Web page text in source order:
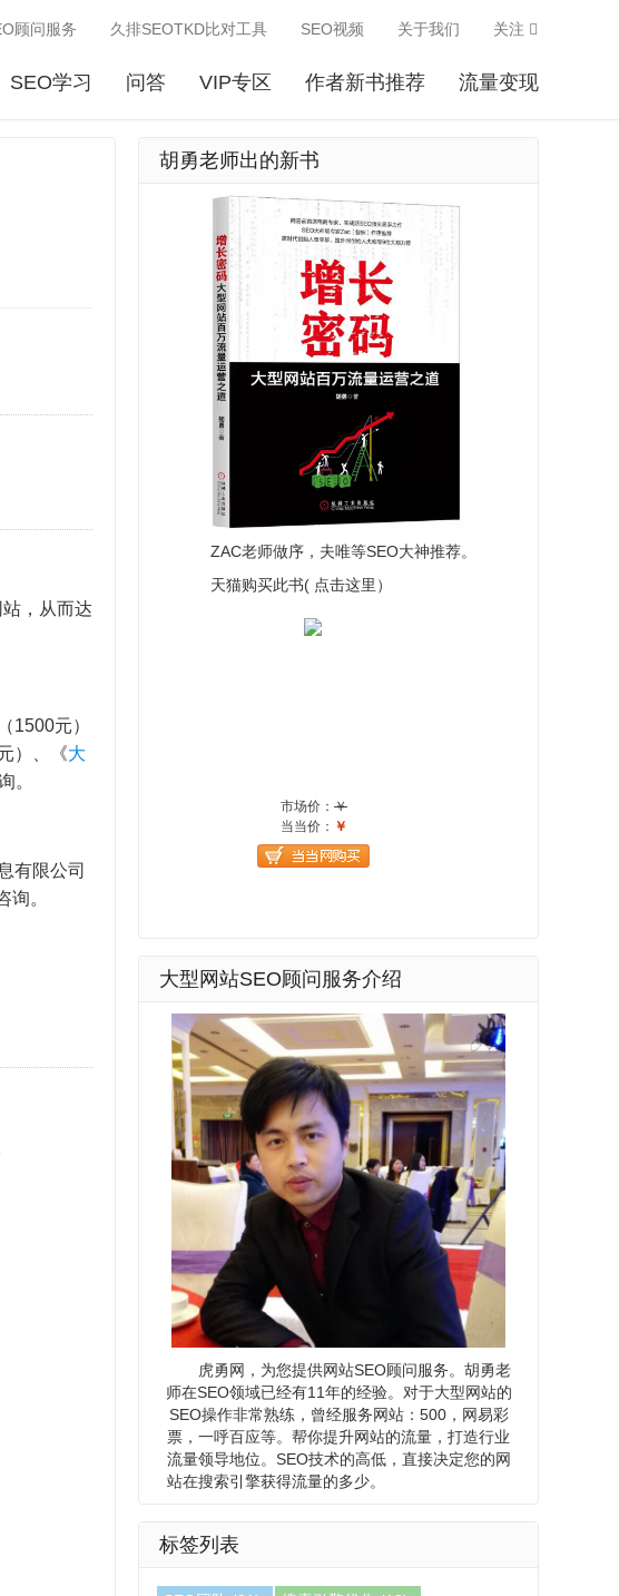
SEO学习 问答 VIP专区 作者新书推荐 流量变现
顾问服务 久排SEOTKD比对工具 SEO视频 关于我们 关注
，从而达
1500元）
）、《大
。
有限公司
。
胡勇老师出的新书
ZAC老师做序，夫唯等SEO大神推荐。
天猫购买此书( 点击这里）
大型网站SEO顾问服务介绍
虎勇网，为您提供网站SEO顾问服务。胡勇老
师在SEO领域已经有11年的经验。对于大型网站的
SEO操作非常熟练，曾经服务网站：500，网易彩
票，一呼百应等。帮你提升网站的流量，打造行业
流量领导地位。SEO技术的高低，直接决定您的网
站在搜索引擎获得流量的多少。
标签列表